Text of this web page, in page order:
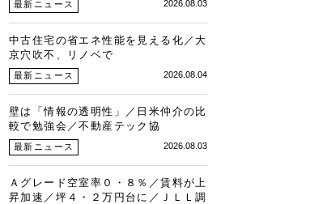
最新ニュース 2026.08.03
中古住宅の省エネ性能を見える化／大
京穴吹不、リノベで
最新ニュース 2026.08.04
壁は「情報の透明性」／日米仲介の比
較で勉強会／不動産テック協
最新ニュース 2026.08.03
Ａグレード空室率０・８％／賃料が上
昇加速／坪４・２万円台に／ＪＬＬ調